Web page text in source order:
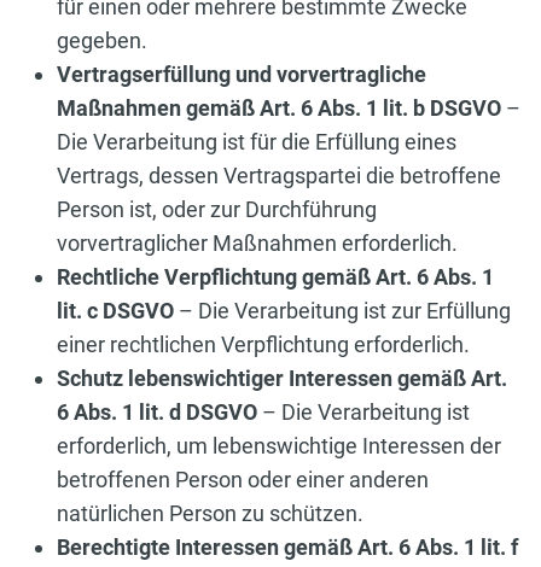
für einen oder mehrere bestimmte Zwecke
gegeben.
Vertragserfüllung und vorvertragliche
Maßnahmen gemäß Art. 6 Abs. 1 lit. b DSGVO –
Die Verarbeitung ist für die Erfüllung eines
Vertrags, dessen Vertragspartei die betroffene
Person ist, oder zur Durchführung
vorvertraglicher Maßnahmen erforderlich.
Rechtliche Verpflichtung gemäß Art. 6 Abs. 1
lit. c DSGVO – Die Verarbeitung ist zur Erfüllung
einer rechtlichen Verpflichtung erforderlich.
Schutz lebenswichtiger Interessen gemäß Art.
6 Abs. 1 lit. d DSGVO – Die Verarbeitung ist
erforderlich, um lebenswichtige Interessen der
betroffenen Person oder einer anderen
natürlichen Person zu schützen.
Berechtigte Interessen gemäß Art. 6 Abs. 1 lit. f